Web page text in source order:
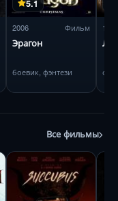
5.1
2006 Фильм
Эрагон
боевик, фэнтези
1985
Все фильмы